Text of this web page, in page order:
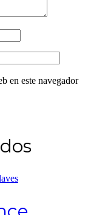
en este navegador